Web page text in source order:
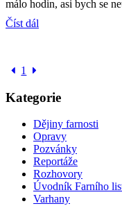
málo hodin, asi bych se
Číst dál
1
Kategorie
Dějiny farnosti
Opravy
Pozvánky
Reportáže
Rozhovory
Úvodník Farního
Varhany